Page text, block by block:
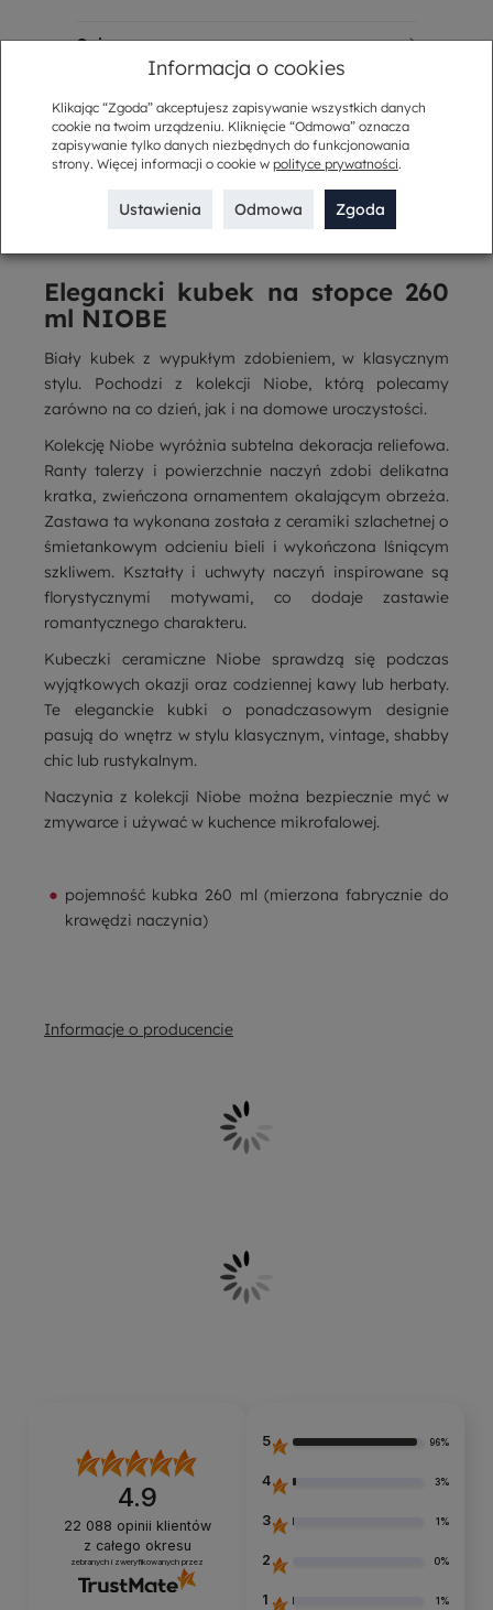
Opis
Kup w komplecie
Elegancki kubek na stopce 260
ml NIOBE
Biały kubek z wypukłym zdobieniem, w klasycznym
stylu. Pochodzi z kolekcji Niobe, którą polecamy
zarówno na co dzień, jak i na domowe uroczystości.
Kolekcję Niobe wyróżnia subtelna dekoracja reliefowa.
Ranty talerzy i powierzchnie naczyń zdobi delikatna
kratka, zwieńczona ornamentem okalającym obrzeża.
Zastawa ta wykonana została z ceramiki szlachetnej o
śmietankowym odcieniu bieli i wykończona lśniącym
szkliwem. Kształty i uchwyty naczyń inspirowane są
florystycznymi motywami, co dodaje zastawie
romantycznego charakteru.
Kubeczki ceramiczne Niobe sprawdzą się podczas
wyjątkowych okazji oraz codziennej kawy lub herbaty.
Te eleganckie kubki o ponadczasowym designie
pasują do wnętrz w stylu klasycznym, vintage, shabby
chic lub rustykalnym.
Naczynia z kolekcji Niobe można bezpiecznie myć w
zmywarce i używać w kuchence mikrofalowej.
pojemność kubka 260 ml (mierzona fabrycznie do
krawędzi naczynia)
Informacje o producencie
4.9
22 088 opinii klientów
z całego okresu
zebranych i zweryfikowanych przez
5 96%
4 3%
3 1%
2 0%
1 1%
Informacja o cookies
Klikając “Zgoda” akceptujesz zapisywanie wszystkich danych
cookie na twoim urządzeniu. Kliknięcie “Odmowa” oznacza
zapisywanie tylko danych niezbędnych do funkcjonowania
strony. Więcej informacji o cookie w polityce prywatności.
Ustawienia Odmowa Zgoda